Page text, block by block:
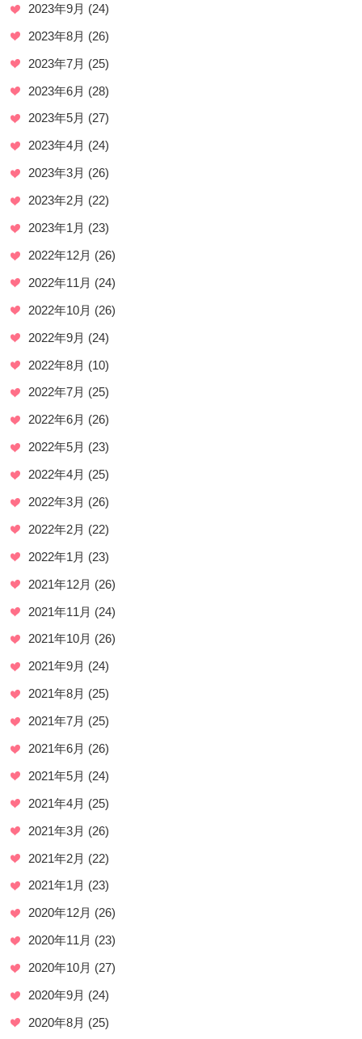
2023年9月 (24)
2023年8月 (26)
2023年7月 (25)
2023年6月 (28)
2023年5月 (27)
2023年4月 (24)
2023年3月 (26)
2023年2月 (22)
2023年1月 (23)
2022年12月 (26)
2022年11月 (24)
2022年10月 (26)
2022年9月 (24)
2022年8月 (10)
2022年7月 (25)
2022年6月 (26)
2022年5月 (23)
2022年4月 (25)
2022年3月 (26)
2022年2月 (22)
2022年1月 (23)
2021年12月 (26)
2021年11月 (24)
2021年10月 (26)
2021年9月 (24)
2021年8月 (25)
2021年7月 (25)
2021年6月 (26)
2021年5月 (24)
2021年4月 (25)
2021年3月 (26)
2021年2月 (22)
2021年1月 (23)
2020年12月 (26)
2020年11月 (23)
2020年10月 (27)
2020年9月 (24)
2020年8月 (25)